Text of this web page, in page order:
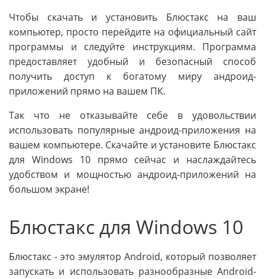
Чтобы скачать и установить Блюстакс на ваш
компьютер, просто перейдите на официальный сайт
программы и следуйте инструкциям. Программа
предоставляет удобный и безопасный способ
получить доступ к богатому миру андроид-
приложений прямо на вашем ПК.
Так что не отказывайте себе в удовольствии
использовать популярные андроид-приложения на
вашем компьютере. Скачайте и установите Блюстакс
для Windows 10 прямо сейчас и наслаждайтесь
удобством и мощностью андроид-приложений на
большом экране!
Блюстакс для Windows 10
Блюстакс - это эмулятор Android, который позволяет
запускать и использовать разнообразные Android-